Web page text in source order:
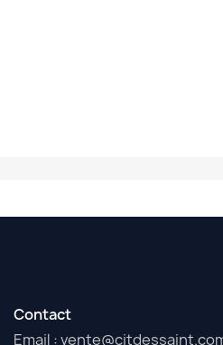
Contact
Email :